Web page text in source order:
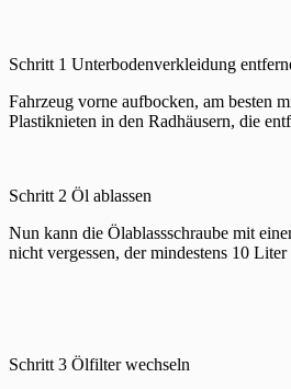
Schritt 1 Unterbodenverkleidung
Fahrzeug vorne aufbocken, am besten
Plastiknieten in den Radhäusern, die
Schritt 2 Öl ablassen
Nun kann die Ölablassschraube mit
nicht vergessen, der mindestens 10
Schritt 3 Ölfilter wechseln